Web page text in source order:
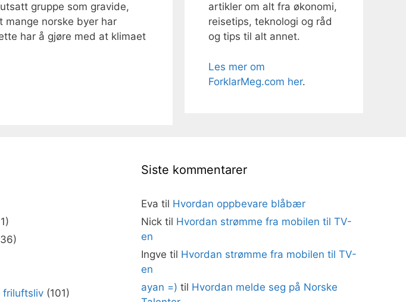
gruppe som gravide,
mange norske byer har
har å gjøre med at klimaet
artikler om alt fra økonomi,
reisetips, teknologi og råd
og tips til alt annet.
Les mer om
ForklarMeg.com her.
friluftsliv (101)
Siste kommentarer
Eva til Hvordan oppbevare blåbær
Nicktil Hvordan strømme fra mobilen til TV-
en
Ingve til Hvordan strømme fra mobilen til TV-
en
ayan =) til Hvordan melde seg på Norske